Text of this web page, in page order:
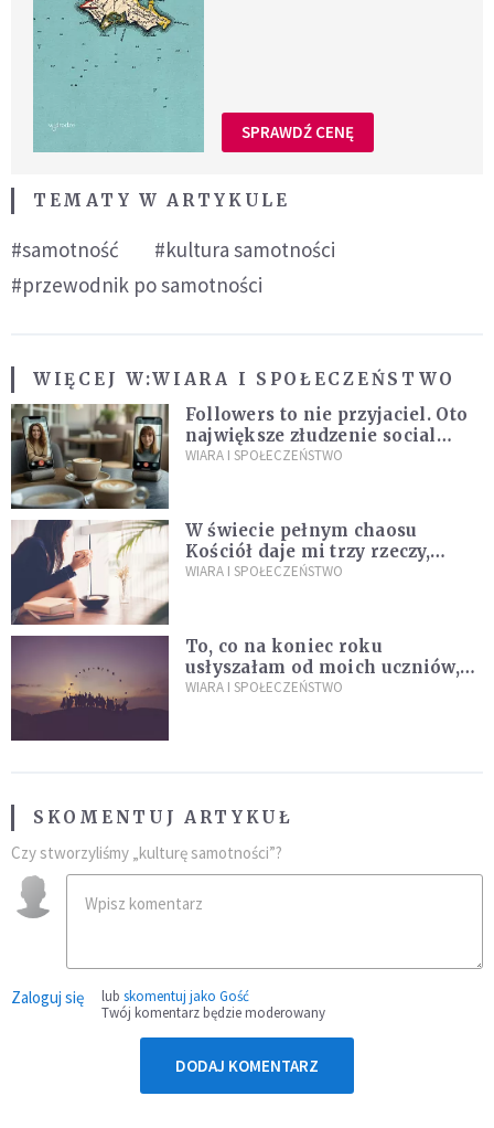
SPRAWDŹ CENĘ
TEMATY W ARTYKULE
#samotność
#kultura samotności
#przewodnik po samotności
WIĘCEJ W:WIARA I SPOŁECZEŃSTWO
Followers to nie przyjaciel. Oto
największe złudzenie social
mediów
WIARA I SPOŁECZEŃSTWO
W świecie pełnym chaosu
Kościół daje mi trzy rzeczy,
których wszystkim dziś bardzo
WIARA I SPOŁECZEŃSTWO
To, co na koniec roku
usłyszałam od moich uczniów,
idealnie tłumaczy nową
WIARA I SPOŁECZEŃSTWO
SKOMENTUJ ARTYKUŁ
Czy stworzyliśmy „kulturę samotności”?
Zaloguj się lub skomentuj jako Gość
Twój komentarz będzie moderowany
DODAJ KOMENTARZ